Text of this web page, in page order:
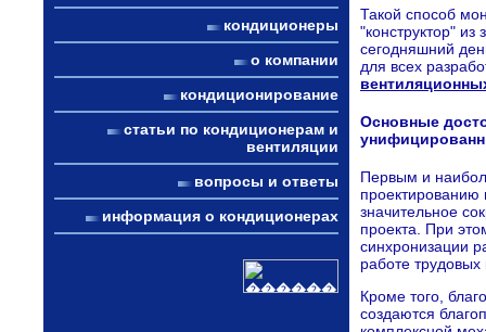
кондиционеры
о компании
кондиционирование
статьи по кондиционерам и
вентиляции
вопросы и ответы
информация о кондиционерах
Такой способ
"конструктор"
сегодняшний
для всех
Основные
Первым и
проектированию
значительное
проекта. При
синхронизации
работе трудовых
Кроме того,
создаются